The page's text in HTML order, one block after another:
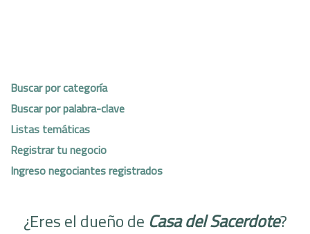
Buscar por categoría
Buscar por palabra-clave
Listas temáticas
Registrar tu negocio
Ingreso negociantes registrados
¿Eres el dueño de Casa del Sacerdote?